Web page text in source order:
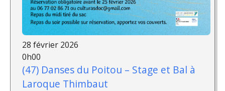
28 février 2026
0h00
(47) Danses du Poitou – Stage et Bal à
Laroque Thimbaut